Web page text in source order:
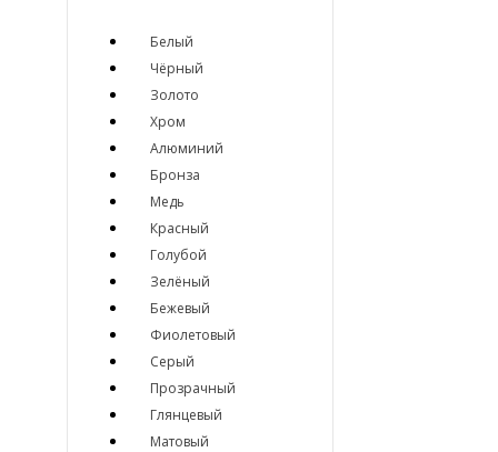
Белый
Чёрный
Золото
Хром
Алюминий
Бронза
Медь
Красный
Голубой
Зелёный
Бежевый
Фиолетовый
Серый
Прозрачный
Глянцевый
Матовый